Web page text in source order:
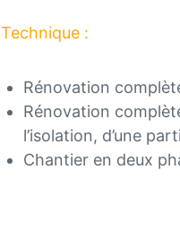
Technique :
Rénovation
Rénovation
l’isolation, d’une
Chantier en deux